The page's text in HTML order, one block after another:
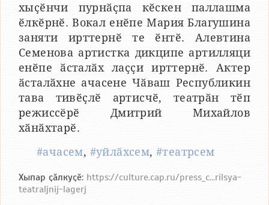
хыҫӗнчи пурнӑҫпа кӗскен паллашма
ӗлкӗрнӗ. Вокал енӗпе Мария Благушина
заняти ирттернӗ те ӗнтӗ. Алевтина
Семенова артистка дикципе артилляци
енӗпе ӑсталӑх лаҫҫи ирттернӗ. Актер
ӑсталӑхне ачасене Чӑваш Республикин
тава тивӗҫлӗ артисчӗ, театрӑн тӗп
режиссёрӗ Дмитрий Михайлов
хӑнӑхтарӗ.
#ачасем, #уйлӑхсем,#театрсем
Хыпар ҫӑлкуҫӗ: https://culture.cap.ru/press_c...rilsya-
teatraljnij-lagerj